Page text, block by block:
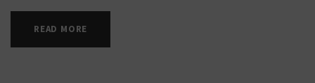
READ MORE